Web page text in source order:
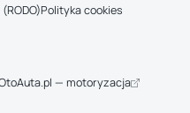
Polityka cookies
— motoryzacja